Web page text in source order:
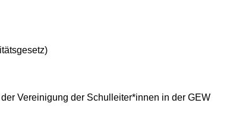
Vereinigung der Schulleiter*innen in der GEW